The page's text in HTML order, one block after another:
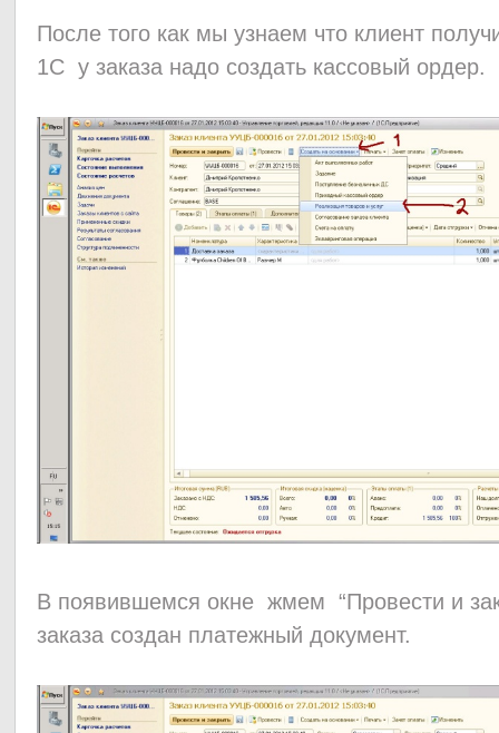
После того как мы узнаем что клиент
1С у заказа надо создать кассовый ордер.
В появившемся окне жмем “Провести и
заказа создан платежный документ.